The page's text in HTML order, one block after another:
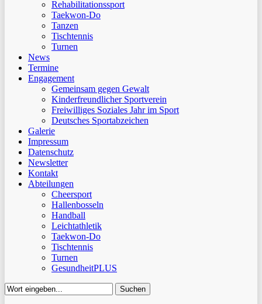
Rehabilitationssport
Taekwon-Do
Tanzen
Tischtennis
Turnen
News
Termine
Engagement
Gemeinsam gegen Gewalt
Kinderfreundlicher Sportverein
Freiwilliges Soziales Jahr im Sport
Deutsches Sportabzeichen
Galerie
Impressum
Datenschutz
Newsletter
Kontakt
Abteilungen
Cheersport
Hallenbosseln
Handball
Leichtathletik
Taekwon-Do
Tischtennis
Turnen
GesundheitPLUS
Suchen